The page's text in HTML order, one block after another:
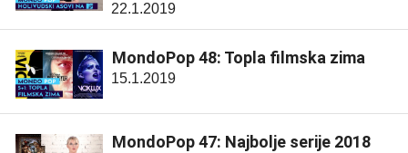
22.1.2019
MondoPop 48: Topla filmska zima
15.1.2019
MondoPop 47: Najbolje serije 2018